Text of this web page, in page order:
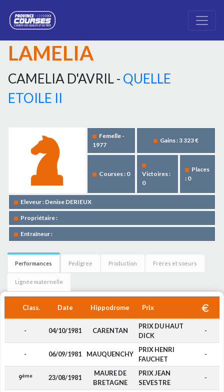
LAMELIA
CAMELIA D'AVRIL - QUELLE
ETOILE II
Femelle -
1977
Gains : 3 323 €
Courses : 0
Victoires :
0
Places
: 0
Eleveur : Denise DERIEUX
Propriétaire :
Entraîneur :
Performances Pedigree Production Frères et soeurs
Lignée maternelle
Class. Date Hippodrome Prix
- 04/10/1981 CARENTAN
PRIX DU HAUT
DICK
-
- 06/09/1981 MAUQUENCHY
PRIX HENRI
FAUCHET
-
9ème 23/08/1981
MAURE DE
BRETAGNE
PRIX JEAN
SEVESTRE
-